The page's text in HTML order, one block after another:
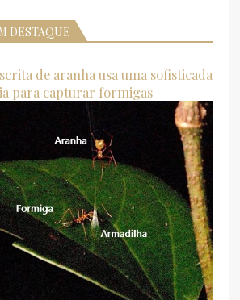
DESTAQUE
de aranha usa uma sofisticada
para capturar formigas